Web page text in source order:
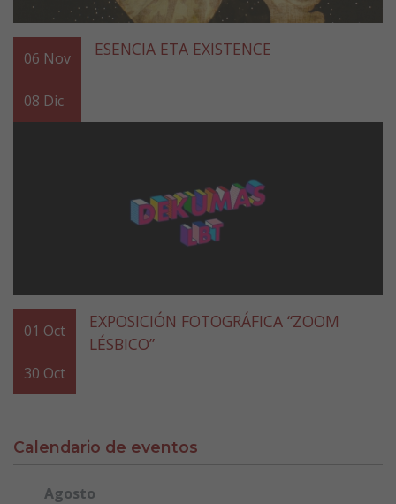
06 Nov
08 Dic
ESENCIA ETA EXISTENCE
01 Oct
30 Oct
EXPOSICIÓN FOTOGRÁFICA “ZOOM
LÉSBICO”
Calendario de eventos
Agosto